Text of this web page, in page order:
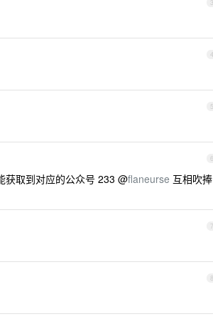
3
4
5
6
获取到对应的公众号 233 @flaneurse 互相吹捧
7
8